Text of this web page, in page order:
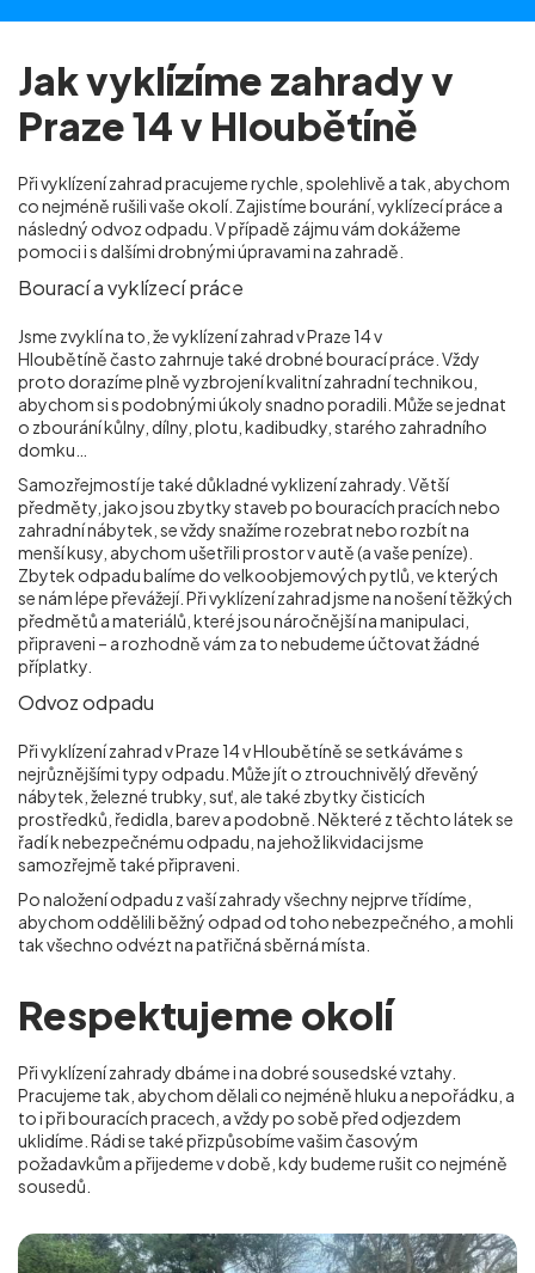
Jak vyklízíme zahrady v
Praze 14 v Hloubětíně
Při vyklízení zahrad pracujeme rychle, spolehlivě a tak, abychom
co nejméně rušili vaše okolí. Zajistíme bourání, vyklízecí práce a
následný odvoz odpadu. V případě zájmu vám dokážeme
pomoci i s dalšími drobnými úpravami na zahradě.
Bourací a vyklízecí práce
Jsme zvyklí na to, že vyklízení zahrad v Praze 14 v
Hloubětíněčasto zahrnuje také drobné bourací práce. Vždy
proto dorazíme plně vyzbrojení kvalitní zahradní technikou,
abychom si s podobnými úkoly snadno poradili. Může se jednat
o zbourání kůlny, dílny, plotu, kadibudky, starého zahradního
domku…
Samozřejmostí je také důkladné vyklizení zahrady. Větší
předměty, jako jsou zbytky staveb po bouracích pracích nebo
zahradní nábytek, se vždy snažíme rozebrat nebo rozbít na
menší kusy, abychom ušetřili prostor v autě (a vaše peníze).
Zbytek odpadu balíme do velkoobjemových pytlů, ve kterých
se nám lépe převážejí. Při vyklízení zahrad jsme na nošení těžkých
předmětů a materiálů, které jsou náročnější na manipulaci,
připraveni – a rozhodně vám za to nebudeme účtovat žádné
příplatky.
Odvoz odpadu
Při vyklízení zahrad v Praze 14 v Hloubětíněse setkáváme s
nejrůznějšími typy odpadu. Může jít o ztrouchnivělý dřevěný
nábytek, železné trubky, suť, ale také zbytky čisticích
prostředků, ředidla, barev a podobně. Některé z těchto látek se
řadí k nebezpečnému odpadu, na jehož likvidaci jsme
samozřejmě také připraveni.
Po naložení odpadu z vaší zahrady všechny nejprve třídíme,
abychom oddělili běžný odpad od toho nebezpečného, a mohli
tak všechno odvézt na patřičná sběrná místa.
Respektujeme okolí
Při vyklízení zahrady dbáme i na dobré sousedské vztahy.
Pracujeme tak, abychom dělali co nejméně hluku a nepořádku, a
to i při bouracích pracech, a vždy po sobě před odjezdem
uklidíme. Rádi se také přizpůsobíme vašim časovým
požadavkům a přijedeme v době, kdy budeme rušit co nejméně
sousedů.